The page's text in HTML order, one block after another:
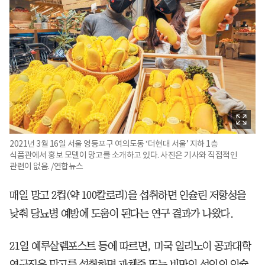
2021년 3월 16일 서울 영등포구 여의도동 ‘더현대 서울’ 지하 1층
식품관에서 홍보 모델이 망고를 소개하고 있다. 사진은 기사와 직접적인
관련이 없음. /연합뉴스
매일 망고 2컵(약 100칼로리)을 섭취하면 인슐린 저항성을
낮춰 당뇨병 예방에 도움이 된다는 연구 결과가 나왔다.
21일 예루살렘포스트 등에 따르면, 미국 일리노이 공과대학